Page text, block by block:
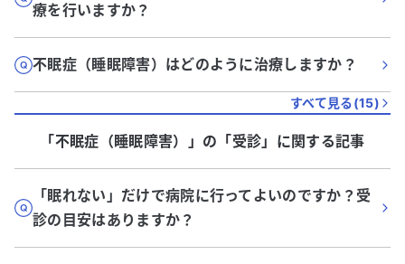
療を行いますか？
不眠症（睡眠障害）はどのように治療しますか？
すべて見る(15)
「不眠症（睡眠障害）」 の「受診」に関する記事
「眠れない」だけで病院に行ってよいのですか？受
診の目安はありますか？